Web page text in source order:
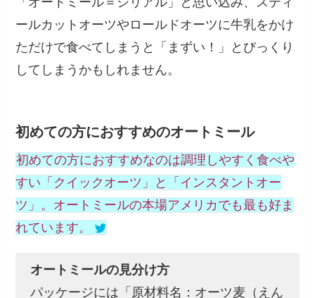
ールカットオーツやロールドオーツに牛乳をかけ
ただけで食べてしまうと「まずい！」とびっくり
してしまうかもしれません。
初めての方におすすめのオートミール
初めての方におすすめなのは調理しやすく食べや
すい「クイックオーツ」と「インスタントオー
ツ」。オートミールの本場アメリカでも最も好ま
れています。
オートミールの見分け方
パッケージには「原材料名：オーツ麦（えん